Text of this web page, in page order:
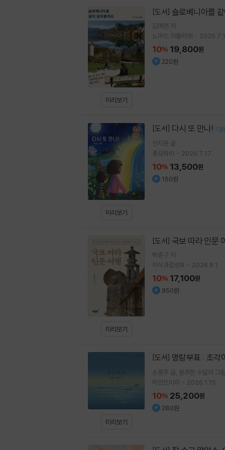
미리보기
[도서] 슬로베니아를
김예현 저
노마드 아틀리에
10% 19,800원
220원
미리보기
[도서] 다시 또 만나! [ 양
안지윤 글
풍요하리
2026.7.17.
10% 13,500원
150원
미리보기
[도서] 국보 따라 인문
박춘구 저
지식과감성#
2026.8.1.
10% 17,100원
950원
미리보기
[도서] 명랑부표 : 조각
손몽주 글 분주한 수달이 그림
마인드미러
2026.1.15.
10% 25,200원
280원